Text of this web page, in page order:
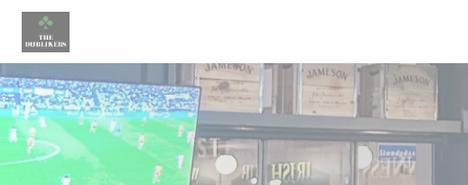
Cookies beheer paneel